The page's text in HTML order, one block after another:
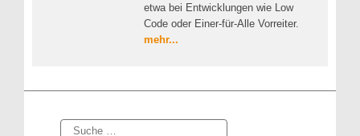
etwa bei Entwicklungen wie Low
Code oder Einer-für-Alle Vorreiter.
mehr...
Suche